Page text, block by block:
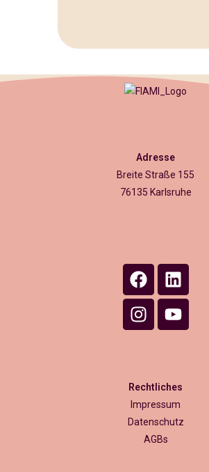
Adresse
Breite Straße 155
76135 Karlsruhe
Rechtliches
Impressum
Datenschutz
AGBs